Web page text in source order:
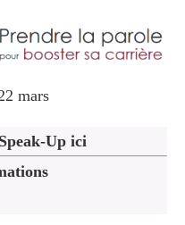
mars
Up ici